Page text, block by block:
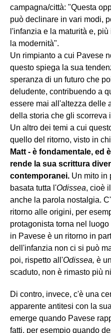
campagna/città: "Questa
può declinare in vari modi,
l'infanzia e la maturità e,
la modernità".
Un rimpianto a cui Pavese
questo spiega la sua
speranza di un futuro che
deludente, contribuendo a
essere mai all'altezza delle
della storia che gli scorreva
Un altro dei temi a cui
quello del ritorno, visto in
Matt - è fondamentale, ed
rende la sua scrittura
contemporanei. Un mito in
basata tutta l'Odissea, cioè il
anche la parola nostalgia.
ritorno alle origini, per
protagonista torna nel
in Pavese è un ritorno in
dell'infanzia non ci si può
poi, rispetto all'Odissea, è
scaduto, non è rimasto più
Di contro, invece, c'è una
apparente antitesi con la
emerge quando Pavese
fatti, per esempio quando